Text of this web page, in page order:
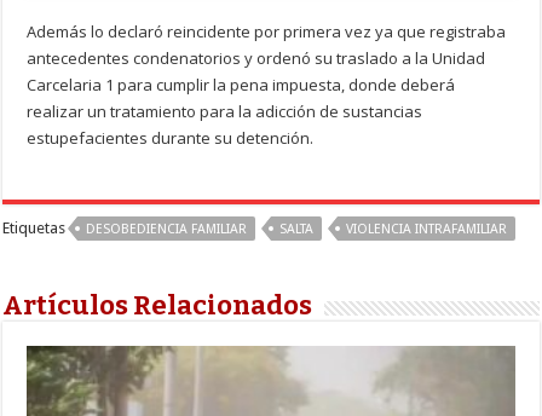
Además lo declaró reincidente por primera vez ya que registraba
antecedentes condenatorios y ordenó su traslado a la Unidad
Carcelaria 1 para cumplir la pena impuesta, donde deberá
realizar un tratamiento para la adicción de sustancias
estupefacientes durante su detención.
Etiquetas DESOBEDIENCIA FAMILIAR SALTA VIOLENCIA INTRAFAMILIAR
Artículos Relacionados